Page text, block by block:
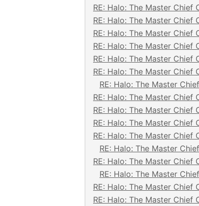
RE: Halo: The Master Chief
RE: Halo: The Master Chief
RE: Halo: The Master Chief
RE: Halo: The Master Chief
RE: Halo: The Master Chief
RE: Halo: The Master Chief
RE: Halo: The Master
RE: Halo: The Master Chief
RE: Halo: The Master Chief
RE: Halo: The Master Chief
RE: Halo: The Master Chief
RE: Halo: The Master
RE: Halo: The Master Chief
RE: Halo: The Master
RE: Halo: The Master Chief
RE: Halo: The Master Chief